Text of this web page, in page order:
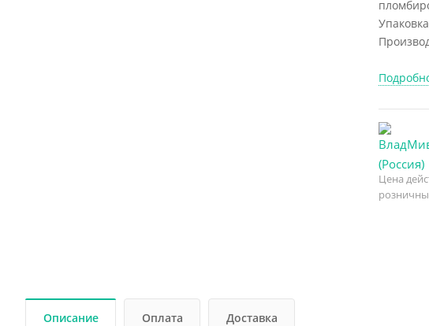
Цена
Описание Оплата Доставка